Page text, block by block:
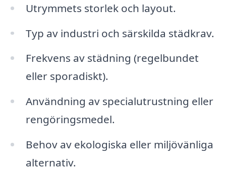
Utrymmets storlek och layout.
Typ av industri och särskilda städkrav.
Frekvens av städning (regelbundet
eller sporadiskt).
Användning av specialutrustning eller
rengöringsmedel.
Behov av ekologiska eller miljövänliga
alternativ.